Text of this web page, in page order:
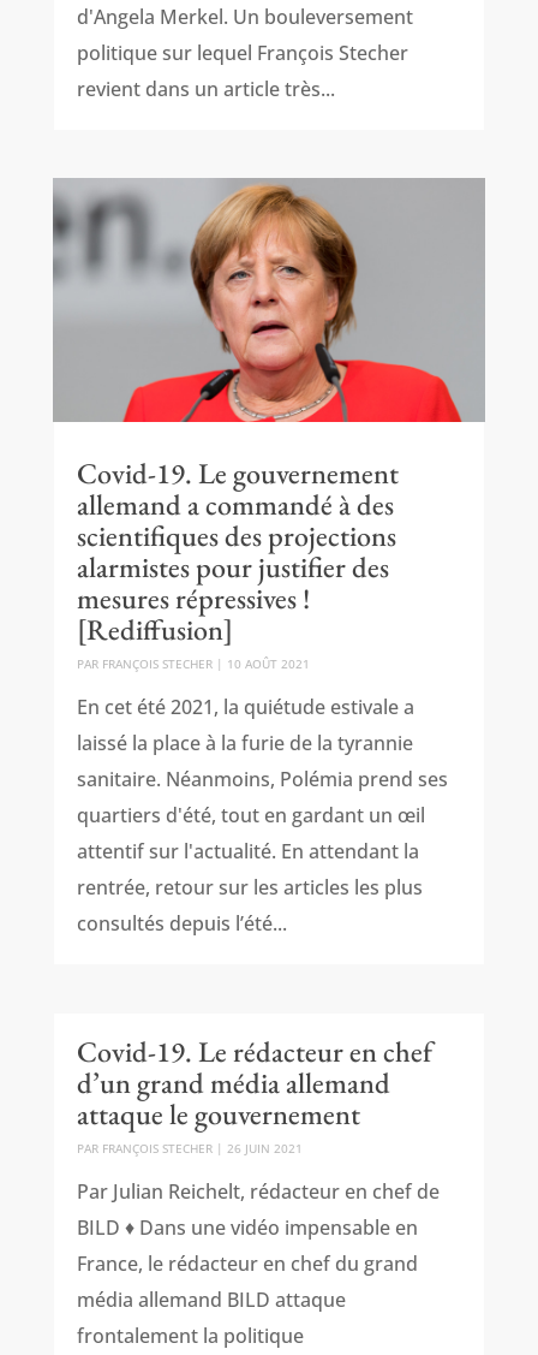
d'Angela Merkel. Un bouleversement
politique sur lequel François Stecher
revient dans un article très...
Covid-19. Le gouvernement
allemand a commandé à des
scientifiques des projections
alarmistes pour justifier des
mesures répressives !
[Rediffusion]
PAR FRANÇOIS STECHER| 10 AOÛT 2021
En cet été 2021, la quiétude estivale a
laissé la place à la furie de la tyrannie
sanitaire. Néanmoins, Polémia prend ses
quartiers d'été, tout en gardant un œil
attentif sur l'actualité. En attendant la
rentrée, retour sur les articles les plus
consultés depuis l’été...
Covid-19. Le rédacteur en chef
d’un grand média allemand
attaque le gouvernement
PAR FRANÇOIS STECHER| 26 JUIN 2021
Par Julian Reichelt, rédacteur en chef de
BILD ♦ Dans une vidéo impensable en
France, le rédacteur en chef du grand
média allemand BILD attaque
frontalement la politique